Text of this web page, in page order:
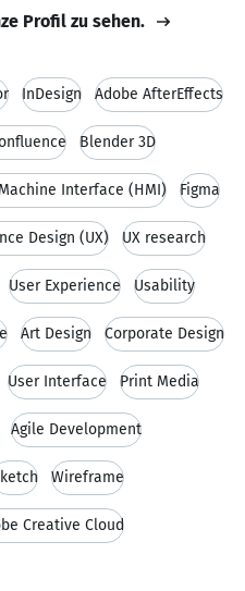
Profil zu sehen.
InDesign Adobe AfterEffects
Blender 3D
Interface (HMI) Figma
Design (UX) UX research
User Experience Usability
Art Design Corporate Design
User Interface Print Media
Agile Development
Wireframe
Creative Cloud